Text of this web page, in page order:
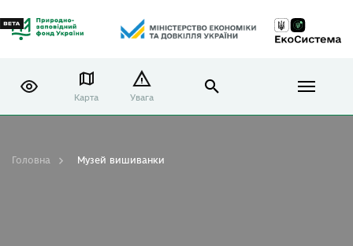
Карта Увага
Головна Музей вишиванки